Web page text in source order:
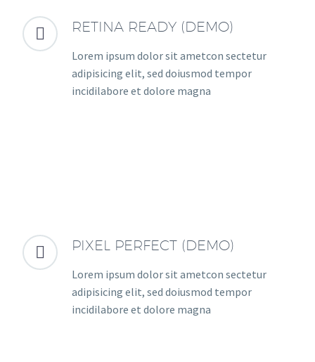

 RETINA READY (DEMO)
Lorem ipsum dolor sit ametcon sectetur
adipisicing elit, sed doiusmod tempor
incidilabore et dolore magna

 PIXEL PERFECT (DEMO)
Lorem ipsum dolor sit ametcon sectetur
adipisicing elit, sed doiusmod tempor
incidilabore et dolore magna